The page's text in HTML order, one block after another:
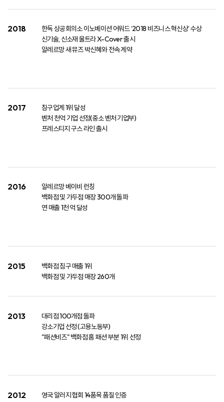
2018
한독 상공회의소 이노베이션 어워드 ‘2018 비즈니스 혁신상’ 수상​
신기술, 신소재 울트라 X-Cover 출시​
알레르망 새 뮤즈 박신혜와 전속 계약
2017
침구업계 1위 달성​
벤처 천억 기업 선정(중소 벤처 기업부)​
프레스티지 구스 라인 출시
2016
알레르망 베이비 런칭​
백화점 및 가두점 매장 300개 돌파​
연 매출 1천 억 달성
2015
백화점 침구 매출 1위​
백화점 및 가두점 매장 260개​
2013
대리점 100개점 돌파​
강소기업 선정 (고용노동부)​
"패션비즈" 백화점 홈 패션 부분 1위 선정
2012
영국 알러지 협회 14품목 품질 인증​